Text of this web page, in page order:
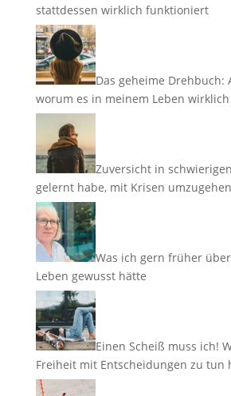
stattdessen wirklich funktioniert
Das geheime Drehbuch:
worum es in meinem Leben
Zuversicht in
gelernt habe, mit Krisen umzugehen
Was ich gern früher
Leben gewusst hätte
Einen Scheiß muss ich!
Freiheit mit Entscheidungen zu tun